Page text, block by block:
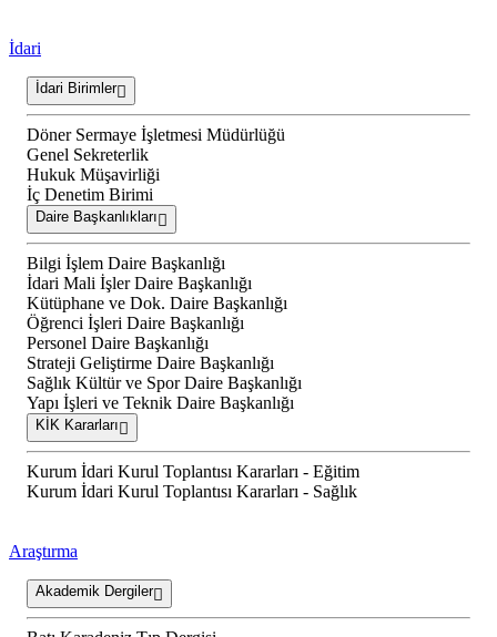
İdari
İdari Birimler
Döner Sermaye İşletmesi Müdürlüğü
Genel Sekreterlik
Hukuk Müşavirliği
İç Denetim Birimi
Daire Başkanlıkları
Bilgi İşlem Daire Başkanlığı
İdari Mali İşler Daire Başkanlığı
Kütüphane ve Dok. Daire Başkanlığı
Öğrenci İşleri Daire Başkanlığı
Personel Daire Başkanlığı
Strateji Geliştirme Daire Başkanlığı
Sağlık Kültür ve Spor Daire Başkanlığı
Yapı İşleri ve Teknik Daire Başkanlığı
KİK Kararları
Kurum İdari Kurul Toplantısı Kararları - Eğitim
Kurum İdari Kurul Toplantısı Kararları - Sağlık
Araştırma
Akademik Dergiler